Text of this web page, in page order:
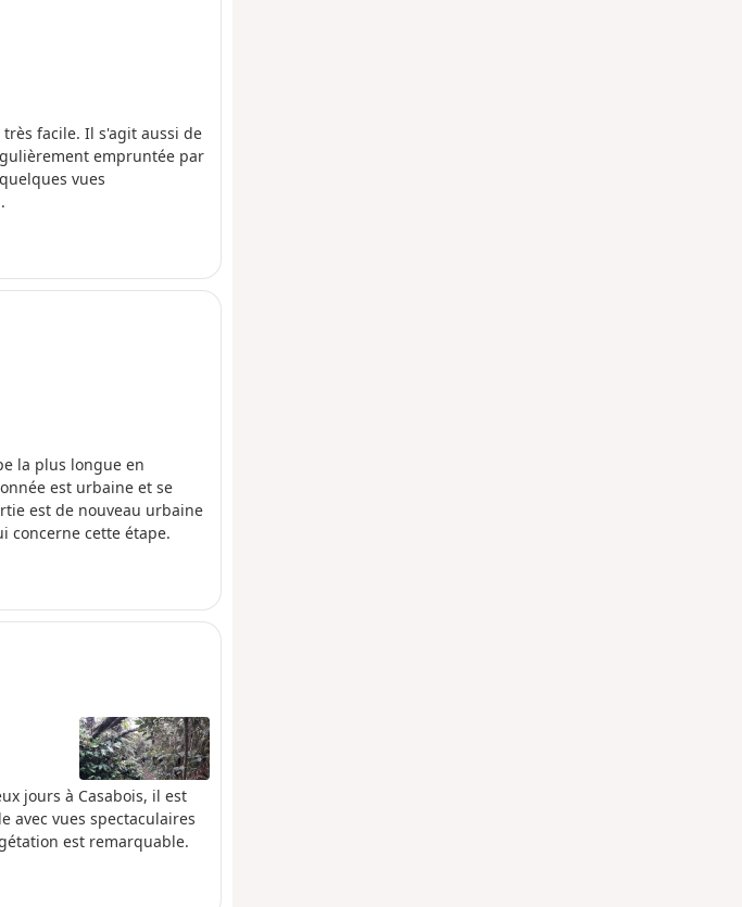
facile. Il s'agit aussi de
empruntée par
vues
la plus longue en
est urbaine et se
est de nouveau urbaine
concerne cette étape.
jours à Casabois, il est
avec vues spectaculaires
est remarquable.